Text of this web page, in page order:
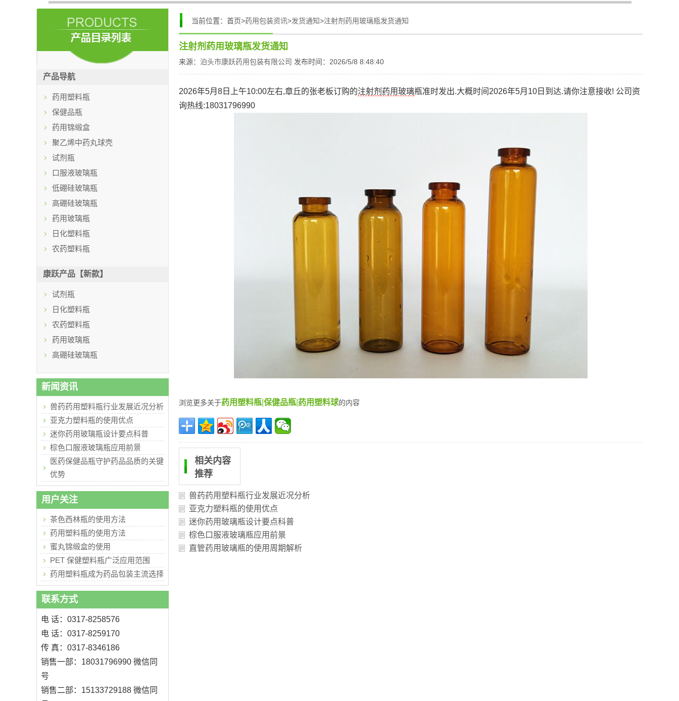
当前位置： 首页>药用包装资讯>发货通知>注射剂药用玻璃瓶发货通知
注射剂药用玻璃瓶发货通知
来源： 泊头市康跃药用包装有限公司 发布时间：2026/5/8 8:48:40
2026年5月8日上午10:00左右,章丘的张老板订购的注射剂药用玻璃瓶准时发出.大概时间2026年5月10日到达.请你注意接收! 公司资
询热线:18031796990
浏览更多关于药用塑料瓶 保健品瓶 药用塑料球的内容
相关内容
推荐
兽药药用塑料瓶行业发展近况分析
亚克力塑料瓶的使用优点
迷你药用玻璃瓶设计要点科普
棕色口服液玻璃瓶应用前景
直管药用玻璃瓶的使用周期解析
产品导航
药用塑料瓶
保健品瓶
药用锦缎盒
聚乙烯中药丸球壳
试剂瓶
口服液玻璃瓶
低硼硅玻璃瓶
高硼硅玻璃瓶
药用玻璃瓶
日化塑料瓶
农药塑料瓶
康跃产品【新款】
试剂瓶
日化塑料瓶
农药塑料瓶
药用玻璃瓶
高硼硅玻璃瓶
新闻资讯
兽药药用塑料瓶行业发展近况分析
亚克力塑料瓶的使用优点
迷你药用玻璃瓶设计要点科普
棕色口服液玻璃瓶应用前景
医药保健品瓶守护药品品质的关键
优势
用户关注
茶色西林瓶的使用方法
药用塑料瓶的使用方法
蜜丸锦缎盒的使用
PET 保健塑料瓶广泛应用范围
药用塑料瓶成为药品包装主流选择
联系方式
电 话：0317-8258576
电 话：0317-8259170
传 真：0317-8346186
销售一部：18031796990 微信同
号
销售二部：15133729188 微信同